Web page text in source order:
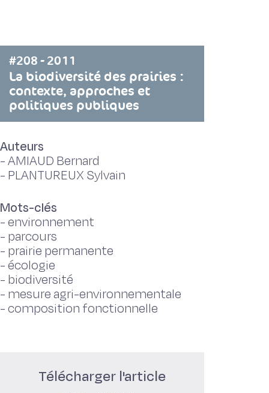
#208 - 2011
La biodiversité des prairies :
contexte, approches et
politiques publiques
Auteurs
-AMIAUD Bernard
- PLANTUREUX Sylvain
Mots-clés
-environnement
- parcours
- prairie permanente
-écologie
- biodiversité
- mesure agri-environnementale
-composition fonctionnelle
Télécharger l'article